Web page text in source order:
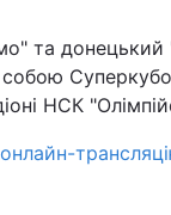
Війна
Політика
та
НСК
онлайн-